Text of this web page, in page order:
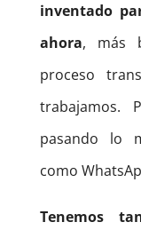
inventado
ahora, más
proceso
trabajamos.
pasando lo
como
Tenemos